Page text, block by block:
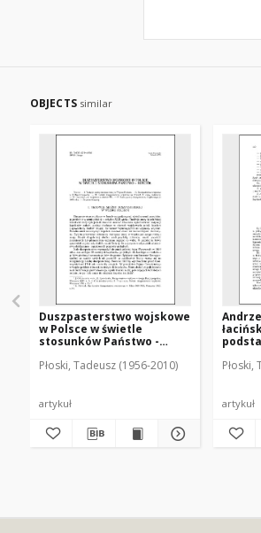
OBJECTS similar
Duszpasterstwo wojskowe
w Polsce w świetle
stosunków Państwo -
Płoski, Tadeusz (1956-2010)
artykuł
Płoski,
artykuł